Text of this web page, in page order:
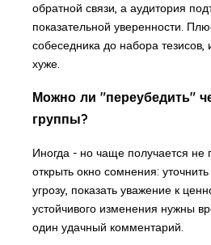
обратной связи, а аудитория
показательной уверенности.
собеседника до набора тезисов,
хуже.
Можно ли "переубедить"
группы?
Иногда - но чаще получается не
открыть окно сомнения:
угрозу, показать уважение к
устойчивого изменения нужны
один удачный комментарий.